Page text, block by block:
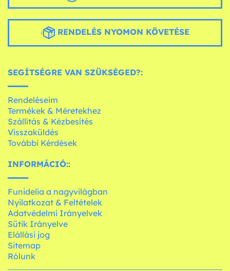
RENDELÉS NYOMON KÖVETÉSE
SEGÍTSÉGRE VAN SZÜKSÉGED?:
Rendeléseim
Termékek & Méretekhez
Szállítás & Kézbesítés
Visszaküldés
További Kérdések
INFORMÁCIÓ::
Funidelia a nagyvilágban
Nyilatkozat & Feltételek
Adatvédelmi Irányelvek
Sütik Irányelve
Elállási jog
Sitemap
Rólunk